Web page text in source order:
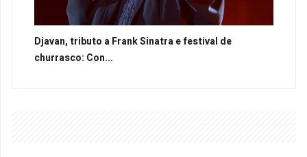
Djavan, tributo a Frank Sinatra e festival de
churrasco: Con...